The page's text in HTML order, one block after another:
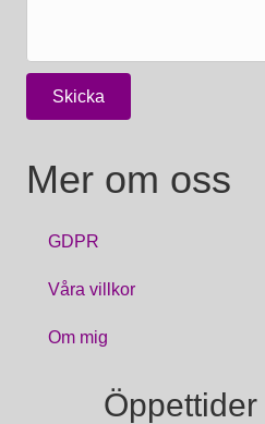
Mer om oss
GDPR
Våra villkor
Om mig